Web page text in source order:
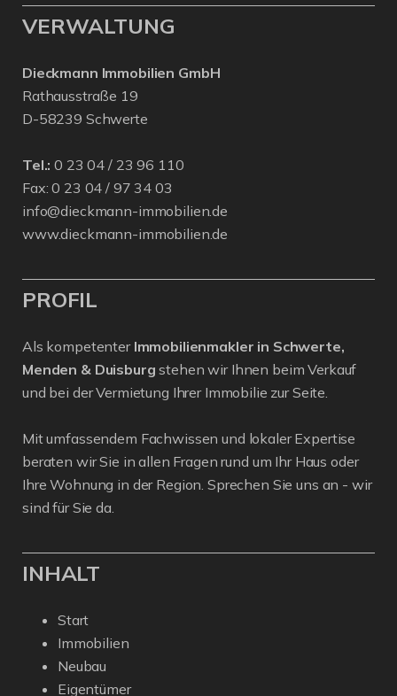
VERWALTUNG
Dieckmann Immobilien GmbH
Rathausstraße 19
D-58239 Schwerte
Tel.: 0 23 04 / 23 96 110
Fax: 0 23 04 / 97 34 03
info@dieckmann-immobilien.de
www.dieckmann-immobilien.de
PROFIL
Als kompetenter Immobilienmakler in Schwerte,
Menden & Duisburg stehen wir Ihnen beim Verkauf
und bei der Vermietung Ihrer Immobilie zur Seite.
Mit umfassendem Fachwissen und lokaler Expertise
beraten wir Sie in allen Fragen rund um Ihr Haus oder
Ihre Wohnung in der Region. Sprechen Sie uns an - wir
sind für Sie da.
INHALT
Start
Immobilien
Neubau
Eigentümer